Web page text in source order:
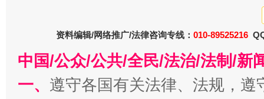
资料编辑/网络推广/法律咨询专线： 010-89525216
中国/公众/公共/全民/法治/法制/新
一、 遵守各国有关法律、法规，